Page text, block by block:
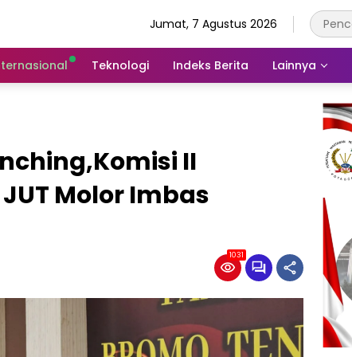
Jumat, 7 Agustus 2026
Teknologi Indeks Berita Lainnya
II
Molor Imbas
1031